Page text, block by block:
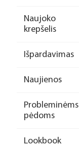
Naujoko
krepšelis
Išpardavimas
Naujienos
Probleminėms
pėdoms
Lookbook